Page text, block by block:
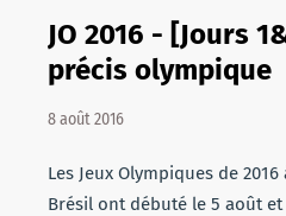
JO 2016 - [Jours
précis olympique
8 août 2016
Les Jeux Olympiques de
Brésil ont débuté le 5 août